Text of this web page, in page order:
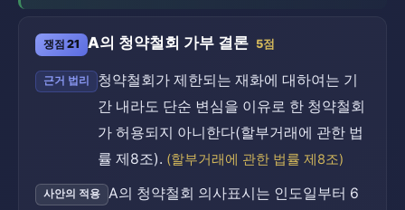
쟁점 21 A의 청약철회 가부 결론 5점
근거 법리
청약철회가 제한되는 재화에 대하여는 기
간 내라도 단순 변심을 이유로 한 청약철회
가 허용되지 아니한다(할부거래에 관한 법
률 제8조). (할부거래에 관한 법률 제8조)
사안의 적용
A의 청약철회 의사표시는 인도일부터 6